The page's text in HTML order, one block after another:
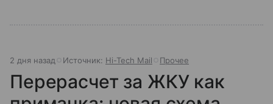
2 дня назад Источник: Hi-Tech Mail Прочее
Перерасчет за ЖКУ как